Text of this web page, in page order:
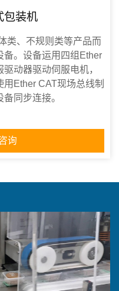
包装机
类、不规则类等产品而
备。设备运用四组Ether
动器驱动伺服电机，
Ether CAT现场总线制
同步连接。
询